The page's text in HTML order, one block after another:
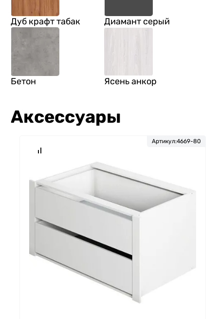
Дуб крафт табак Диамант серый
Бетон Ясень анкор
Аксессуары
Артикул:4669-80